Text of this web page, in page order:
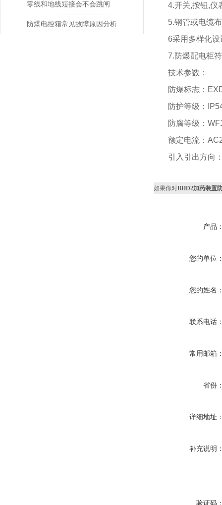
4.开关,按钮,仪
5.钢管或电缆
6采用多样化
7.防爆配电柜
技术参数：
防爆标志：
防护等级：
防腐等级：
额定电流：
引入引出方向
如果你对BHD2加药装置
产品
您的单位
您的姓名
联系电话
常用邮箱
省份
详细地址
补充说明
验证码
零线和地线短接会不会跳闸
防爆电控箱常见故障原因分析